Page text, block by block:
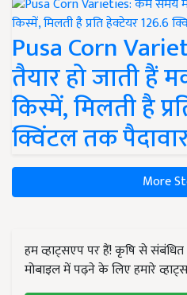
Pusa Corn
तैयार हो जाती हैं
किस्में, मिलती है
क्विंटल तक
More
हम व्हाट्सएप पर हैं! कृषि से
मोबाइल में पढ़ने के लिए हमारे